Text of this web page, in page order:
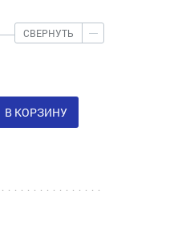
СВЕРНУТЬ
В КОРЗИНУ